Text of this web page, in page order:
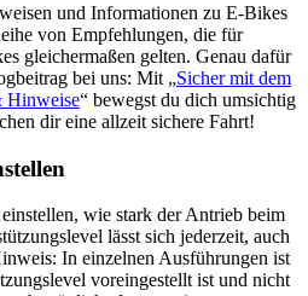
und Informationen zu E-Bikes
von Empfehlungen, die für
gleichermaßen gelten. Genau dafür
bei uns: Mit „Sicher mit dem
Hinweise“ bewegst du dich umsichtig
dir eine allzeit sichere Fahrt!
wie stark der Antrieb beim
lässt sich jederzeit, auch
In einzelnen Ausführungen ist
voreingestellt ist und nicht